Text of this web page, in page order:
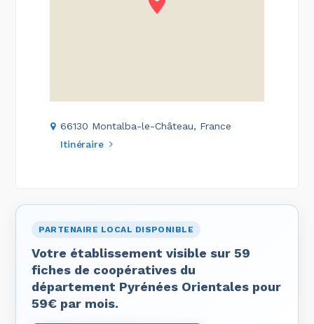
66130 Montalba-le-Château, France
Itinéraire
PARTENAIRE LOCAL DISPONIBLE
Votre établissement visible sur 59
fiches de coopératives du
département Pyrénées Orientales pour
59€ par mois.